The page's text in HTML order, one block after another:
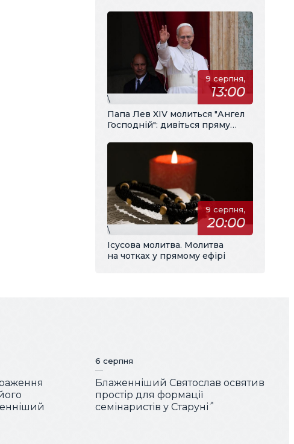
9 серпня,
13:00
\
Папа Лев XIV молиться "Ангел
Господній": дивіться пряму
перекладом
9 серпня,
20:00
\
Ісусова молитва. Молитва
на чотках у прямому ефірі
6 серпня
Блаженніший Святослав освятив
простір для формації
семінаристів у Старуні